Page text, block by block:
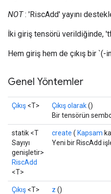
NOT: 'RiscAdd' yayını
İki giriş tensörü verildiğinde,
Hem giriş hem de çıkış bir `(-
Genel Yöntemler
Çıkış <T> Çıkış olarak()
Bir tensörün
statik <T
Sayıyı
genişletir>
RiscAdd
<T>
create ( Kapsam
Yeni bir RiscAdd
Çıkış <T> z ()